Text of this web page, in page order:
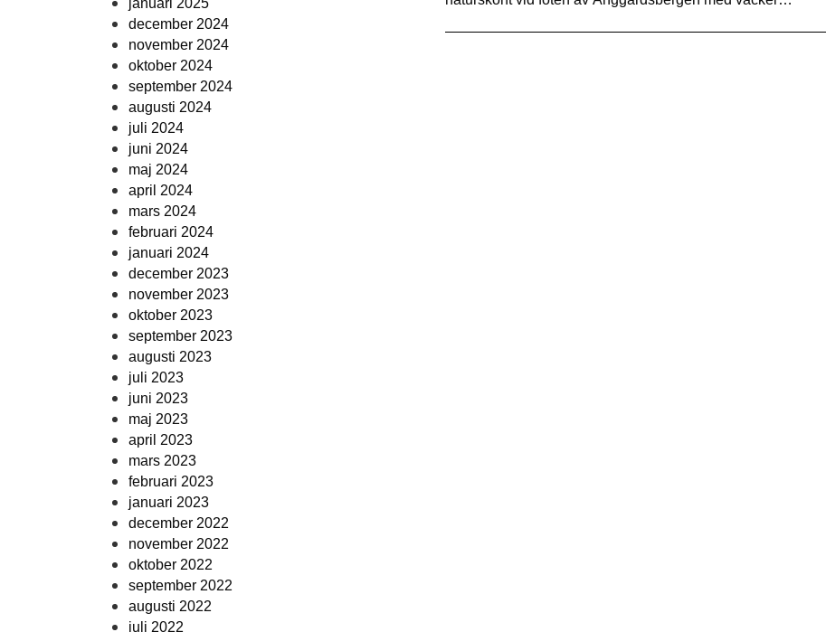
januari 2025
december 2024
november 2024
oktober 2024
september 2024
augusti 2024
juli 2024
juni 2024
maj 2024
april 2024
mars 2024
februari 2024
januari 2024
december 2023
november 2023
oktober 2023
september 2023
augusti 2023
juli 2023
juni 2023
maj 2023
april 2023
mars 2023
februari 2023
januari 2023
december 2022
november 2022
oktober 2022
september 2022
augusti 2022
juli 2022